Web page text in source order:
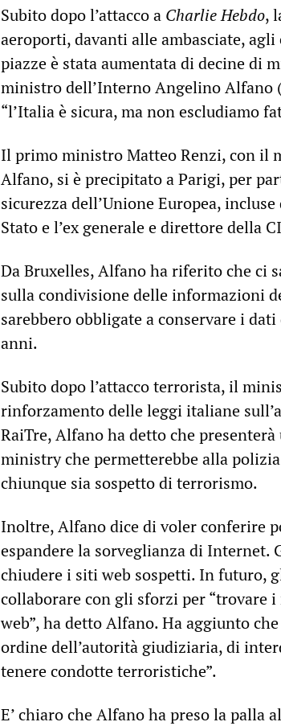
Subito dopo l’attacco a Charlie Hebdo,
aeroporti, davanti alle ambasciate,
piazze è stata aumentata di decine di
ministro dell’Interno Angelino Alfano
“l’Italia è sicura, ma non escludiamo
Il primo ministro Matteo Renzi, con il
Alfano, si è precipitato a Parigi, per
sicurezza dell’Unione Europea,
Stato e l’ex generale e direttore della
Da Bruxelles, Alfano ha riferito che ci
sulla condivisione delle informazioni
sarebbero obbligate a conservare i
anni.
Subito dopo l’attacco terrorista, il
rinforzamento delle leggi italiane
RaiTre, Alfano ha detto che
ministry che permetterebbe alla
chiunque sia sospetto di terrorismo.
Inoltre, Alfano dice di voler conferire
espandere la sorveglianza di Internet.
chiudere i siti web sospetti. In futuro,
collaborare con gli sforzi per “trovare
web”, ha detto Alfano. Ha aggiunto
ordine dell’autorità giudiziaria, di
tenere condotte terroristiche”.
E’ chiaro che Alfano ha preso la palla